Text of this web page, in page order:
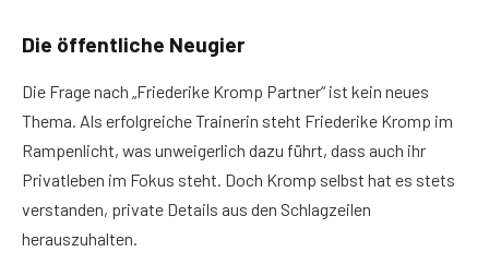
Die öffentliche Neugier
Die Frage nach „Friederike Kromp Partner“ ist kein neues
Thema. Als erfolgreiche Trainerin steht Friederike Kromp im
Rampenlicht, was unweigerlich dazu führt, dass auch ihr
Privatleben im Fokus steht. Doch Kromp selbst hat es stets
verstanden, private Details aus den Schlagzeilen
herauszuhalten.